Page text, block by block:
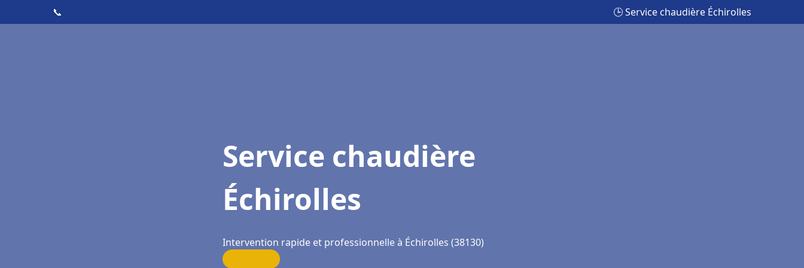
📞 🕒 Service chaudière Échirolles
Service chaudière
Échirolles
Intervention rapide et professionnelle à Échirolles (38130)